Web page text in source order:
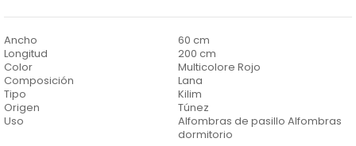
Ancho
60 cm
Longitud
200 cm
Color
Multicolore Rojo
Composición
Lana
Tipo
Kilim
Origen
Túnez
Uso
Alfombras de pasillo Alfombras
dormitorio